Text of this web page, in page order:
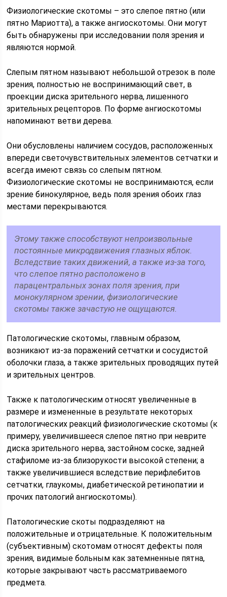
Физиологические скотомы – это слепое пятно (или
пятно Мариотта), а также ангиоскотомы. Они могут
быть обнаружены при исследовании поля зрения и
являются нормой.
Слепым пятном называют небольшой отрезок в поле
зрения, полностью не воспринимающий свет, в
проекции диска зрительного нерва, лишенного
зрительных рецепторов. По форме ангиоскотомы
напоминают ветви дерева.
Они обусловлены наличием сосудов, расположенных
впереди светочувствительных элементов сетчатки и
всегда имеют связь со слепым пятном.
Физиологические скотомы не воспринимаются, если
зрение бинокулярное, ведь поля зрения обоих глаз
местами перекрываются.
Этому также способствуют непроизвольные
постоянные микродвижения глазных яблок.
Вследствие таких движений, а также из-за того,
что слепое пятно расположено в
парацентральных зонах поля зрения, при
монокулярном зрении, физиологические
скотомы также зачастую не ощущаются.
Патологические скотомы, главным образом,
возникают из-за поражений сетчатки и сосудистой
оболочки глаза, а также зрительных проводящих путей
и зрительных центров.
Также к патологическим относят увеличенные в
размере и измененные в результате некоторых
патологических реакций физиологические скотомы (к
примеру, увеличившееся слепое пятно при неврите
диска зрительного нерва, застойном соске, задней
стафиломе из-за близорукости высокой степени; а
также увеличившиеся вследствие перифлебитов
сетчатки, глаукомы, диабетической ретинопатии и
прочих патологий ангиоскотомы).
Патологические скоты подразделяют на
положительные и отрицательные. К положительным
(субъективным) скотомам относят дефекты поля
зрения, видимые больным как затемненные пятна,
которые закрывают часть рассматриваемого
предмета.